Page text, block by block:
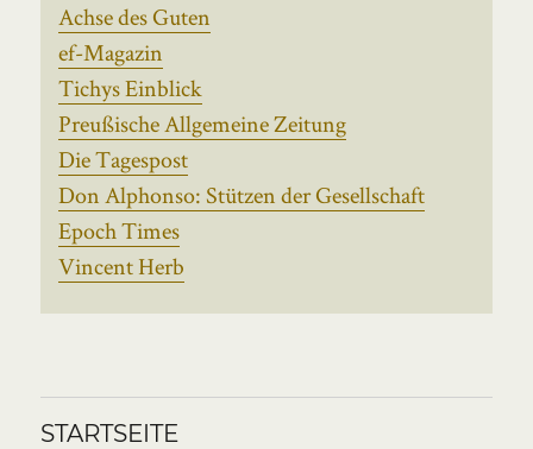
Achse des Guten
ef-Magazin
Tichys Einblick
Preußische Allgemeine Zeitung
Die Tagespost
Don Alphonso: Stützen der Gesellschaft
Epoch Times
Vincent Herb
STARTSEITE